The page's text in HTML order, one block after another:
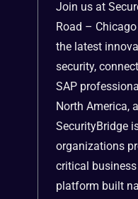
Join us at
Road –
the latest
security,
SAP
North America,
SecurityBridge
organizations
critical
platform built